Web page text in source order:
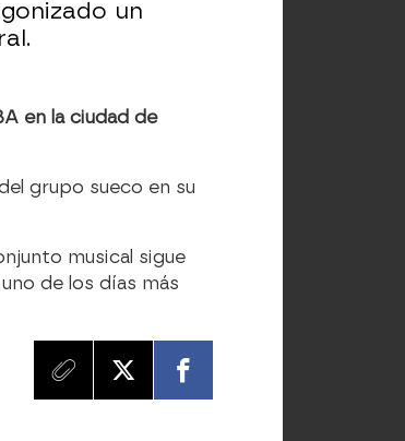
un
en la ciudad de
grupo sueco en su
musical sigue
de los días más